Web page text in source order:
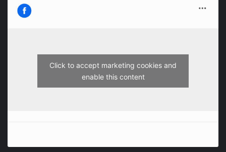
Click to accept marketing cookies and
enable this content